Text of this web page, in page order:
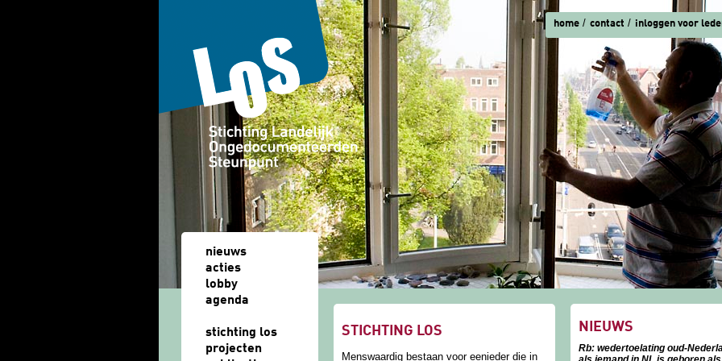
home contact inloggen voor
nieuws
acties
lobby
agenda
stichting los
projecten
NIEUWS
Rb: wedertoelating oud-
STICHTING LOS
Menswaardig bestaan voor eenieder die in